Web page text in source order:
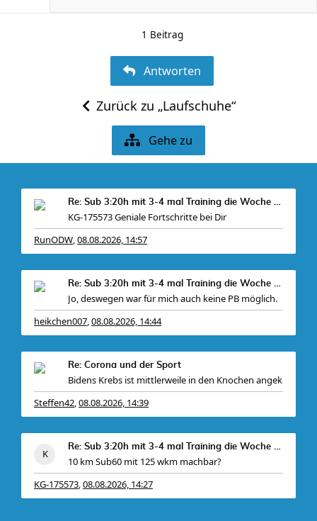
1 Beitrag
Antworten
Zurück zu „Laufschuhe“
Gehe zu
Re: Sub 3:20h mit 3-4 mal Training die Woche machb
KG-175573 Geniale Fortschritte bei Dir
, zudem
RunODW,08.08.2026, 14:57
Re: Sub 3:20h mit 3-4 mal Training die Woche machb
Jo, deswegen war für mich auch keine PB möglich.
heikchen007,08.08.2026, 14:44
Re: Corona und der Sport
Bidens Krebs ist mittlerweile in den Knochen angek
Steffen42,08.08.2026, 14:39
Re: Sub 3:20h mit 3-4 mal Training die Woche machb
10 km Sub60 mit 125 wkm machbar?
Gebe mir
KG-175573,08.08.2026, 14:27